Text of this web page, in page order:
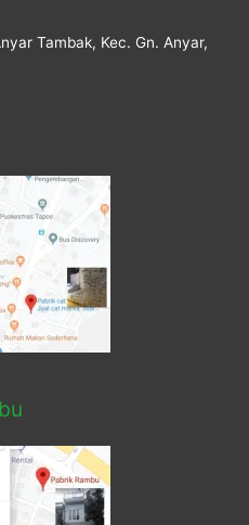
Tambak, Kec. Gn. Anyar,